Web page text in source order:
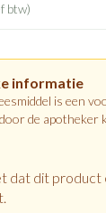
btw)
informatie
is een
de apotheker
dat dit product